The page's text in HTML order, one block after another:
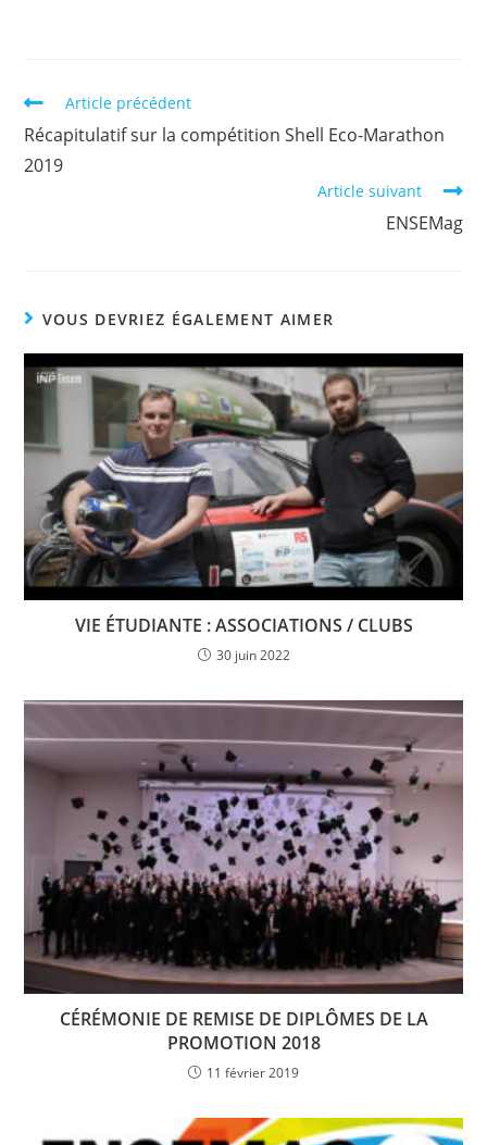
Article précédent
Récapitulatif sur la compétition Shell Eco-Marathon
2019
Article suivant
ENSEMag
VOUS DEVRIEZ ÉGALEMENT AIMER
VIE ÉTUDIANTE : ASSOCIATIONS / CLUBS
30 juin 2022
CÉRÉMONIE DE REMISE DE DIPLÔMES DE LA
PROMOTION 2018
11 février 2019